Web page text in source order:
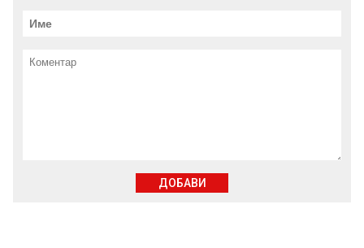
ДОБАВИ